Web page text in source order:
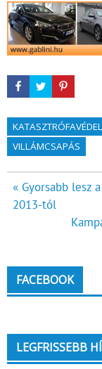
VILLÁMCSAPÁS
Bejegyzés
navigáció
« Gyorsabb lesz
2013-tól
FACEBOOK
LEGFRISSEBB